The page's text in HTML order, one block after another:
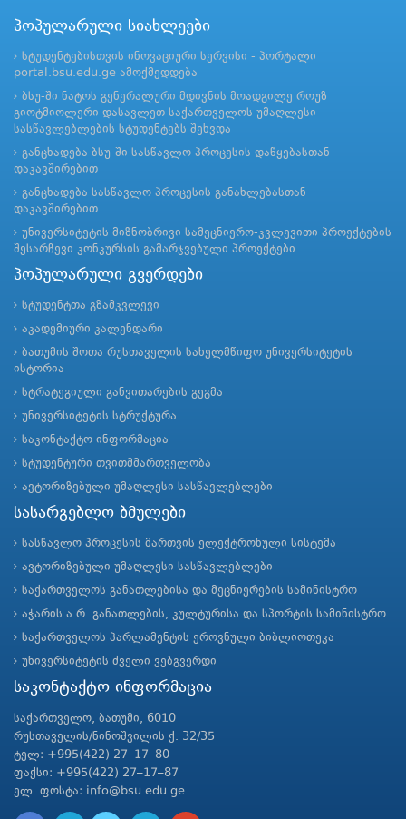
პოპულარული სიახლეები
სტუდენტებისთვის ინოვაციური სერვისი - პორტალი
portal.bsu.edu.ge ამოქმედდება
ბსუ-ში ნატოს გენერალური მდივნის მოადგილე როუზ
გიოტმიოლერი დასავლეთ საქართველოს უმაღლესი
სასწავლებლების სტუდენტებს შეხვდა
განცხადება ბსუ-ში სასწავლო პროცესის დაწყებასთან
დაკავშირებით
განცხადება სასწავლო პროცესის განახლებასთან
დაკავშირებით
უნივერსიტეტის მიზნობრივი სამეცნიერო-კვლევითი პროექტების
შესარჩევი კონკურსის გამარჯვებული პროექტები
პოპულარული გვერდები
სტუდენტთა გზამკვლევი
აკადემიური კალენდარი
ბათუმის შოთა რუსთაველის სახელმწიფო უნივერსიტეტის
ისტორია
სტრატეგიული განვითარების გეგმა
უნივერსიტეტის სტრუქტურა
საკონტაქტო ინფორმაცია
სტუდენტური თვითმმართველობა
ავტორიზებული უმაღლესი სასწავლებლები
სასარგებლო ბმულები
სასწავლო პროცესის მართვის ელექტრონული სისტემა
ავტორიზებული უმაღლესი სასწავლებლები
საქართველოს განათლებისა და მეცნიერების სამინისტრო
აჭარის ა.რ. განათლების, კულტურისა და სპორტის სამინისტრო
საქართველოს პარლამენტის ეროვნული ბიბლიოთეკა
უნივერსიტეტის ძველი ვებგვერდი
საკონტაქტო ინფორმაცია
საქართველო, ბათუმი, 6010
რუსთაველის/ნინოშვილის ქ. 32/35
ტელ: +995(422) 27–17–80
ფაქსი: +995(422) 27–17–87
ელ. ფოსტა: info@bsu.edu.ge